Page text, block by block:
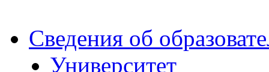
Сведения об
Университет